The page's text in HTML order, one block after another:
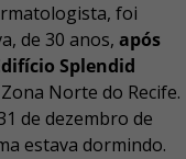
foi
de 30 anos, após
Splendid
Norte do Recife.
de dezembro de
estava dormindo.